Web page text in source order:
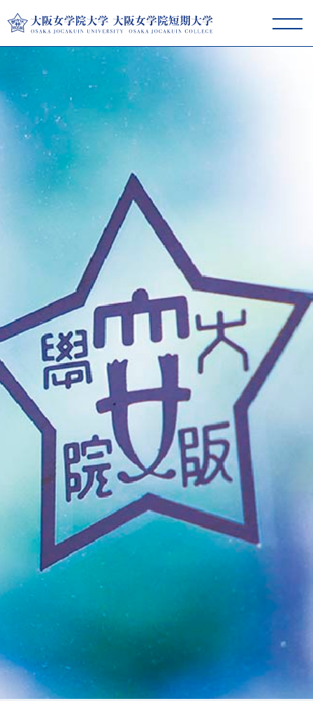
大阪女学院大学･短期大学